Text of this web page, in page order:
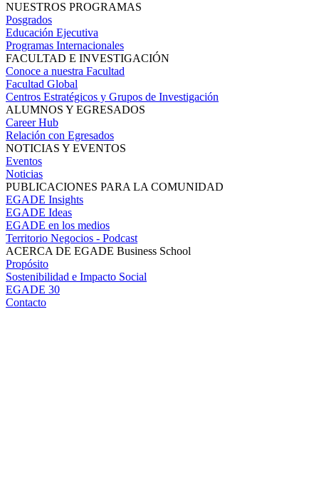
NUESTROS PROGRAMAS
Posgrados
Educación Ejecutiva
Programas Internacionales
FACULTAD E INVESTIGACIÓN
Conoce a nuestra Facultad
Facultad Global
Centros Estratégicos y Grupos de Investigación
ALUMNOS Y EGRESADOS
Career Hub
Relación con Egresados
NOTICIAS Y EVENTOS
Eventos
Noticias
PUBLICACIONES PARA LA COMUNIDAD
EGADE Insights
EGADE Ideas
EGADE en los medios
Territorio Negocios - Podcast
ACERCA DE EGADE Business School
Propósito
Sostenibilidad e Impacto Social
EGADE 30
Contacto